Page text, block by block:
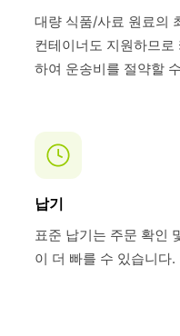
대량 식품/사료 원료의
컨테이너도 지원하므
하여 운송비를 절약할
납기
표준 납기는 주문 확인
이 더 빠를 수 있습니다